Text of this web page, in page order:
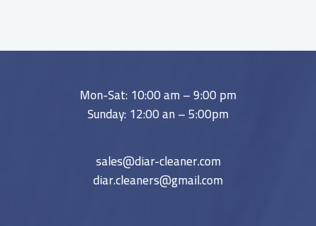
Mon-Sat: 10:00 am – 9:00 pm
Sunday: 12:00 an – 5:00pm
sales@diar-cleaner.com
diar.cleaners@gmail.com